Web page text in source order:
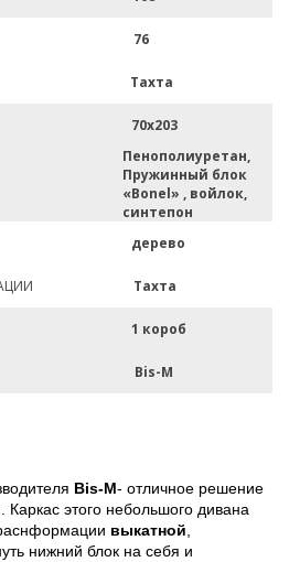
76
Тахта
70х203
Пенополиуретан,
Пружинный блок
«Bonel» , войлок,
синтепон
дерево
Тахта
1 короб
Bis-M
Bis-M- отличное решение
Каркас этого небольшого дивана
выкатной
нижний блок на себя и